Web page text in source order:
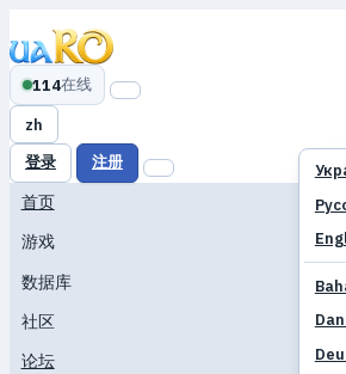
114在线
zh
登录 注册
首页
游戏
数据库
社区
论坛